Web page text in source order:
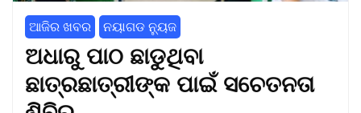
ଆଜିର ଖବର ନୟାଗଡ ନ୍ୟୁଜ
ଅଧାରୁ ପାଠ ଛାଡୁଥିବା
ଛାତ୍ରଛାତ୍ରୀଙ୍କ ପାଇଁ ସଚେତନତା